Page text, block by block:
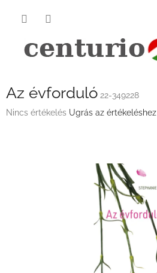
Az évforduló 22-349228
A
Nincs értékelés Ugrás az értékeléshez